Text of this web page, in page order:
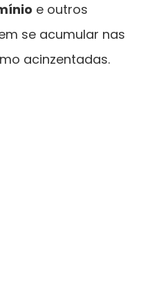
e outros
se acumular nas
acinzentadas.